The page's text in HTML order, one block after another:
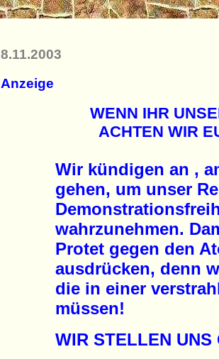
8.11.2003
Anzeige
WENN IHR
ACHTEN WIR
Wir kündigen an ,
gehen, um unser
wahrzunehmen.
Protet gegen den
ausdrücken, denn
die in einer
müssen!
WIR STELLEN UNS